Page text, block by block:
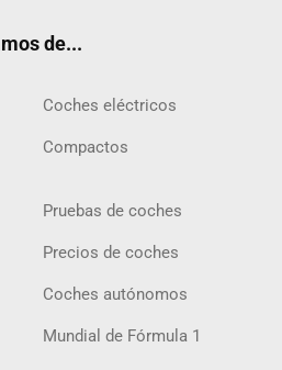
de...
Coches eléctricos
Compactos
Pruebas de coches
Precios de coches
Coches autónomos
Mundial de Fórmula 1